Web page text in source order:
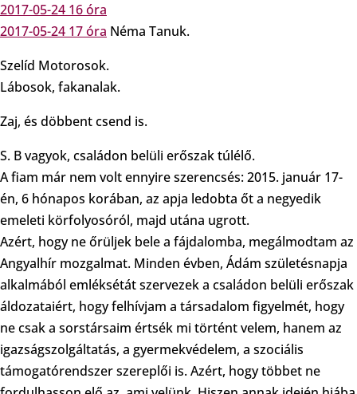
2017-05-24 16 óra
2017-05-24 17 óra Néma Tanuk.
Szelíd Motorosok.
Lábosok, fakanalak.
Zaj, és döbbent csend is.
S. B vagyok, családon belüli erőszak túlélő.
A fiam már nem volt ennyire szerencsés: 2015. január 17-
én, 6 hónapos korában, az apja ledobta őt a negyedik
emeleti körfolyosóról, majd utána ugrott.
Azért, hogy ne őrüljek bele a fájdalomba, megálmodtam az
Angyalhír mozgalmat. Minden évben, Ádám születésnapja
alkalmából emléksétát szervezek a családon belüli erőszak
áldozataiért, hogy felhívjam a társadalom figyelmét, hogy
ne csak a sorstársaim értsék mi történt velem, hanem az
igazságszolgáltatás, a gyermekvédelem, a szociális
támogatórendszer szereplői is. Azért, hogy többet ne